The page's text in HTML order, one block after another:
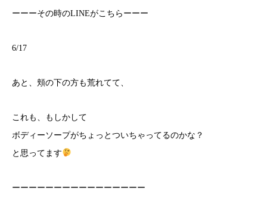
ーーーその時のLINEがこちらーーー
6/17
あと、頬の下の方も荒れてて、
これも、もしかして
ボディーソープがちょっとついちゃってるのかな？
と思ってます
ーーーーーーーーーーーーーーーー